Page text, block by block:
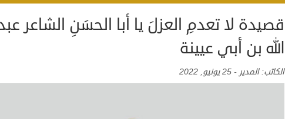
قصيدة لا تعدمِ العزلَ يا أبا الحسَنِ الشاعر
الله بن أبي عيينة
الكاتب:المدير - 25 يونيو, 2022